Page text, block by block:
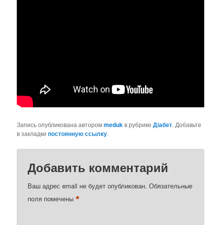
Запись опубликована авторомmedukв рубрикеДіабет. Добавьте
в закладкипостоянную ссылку.
Добавить комментарий
Ваш адрес email не будет опубликован. Обязательные
поля помечены*